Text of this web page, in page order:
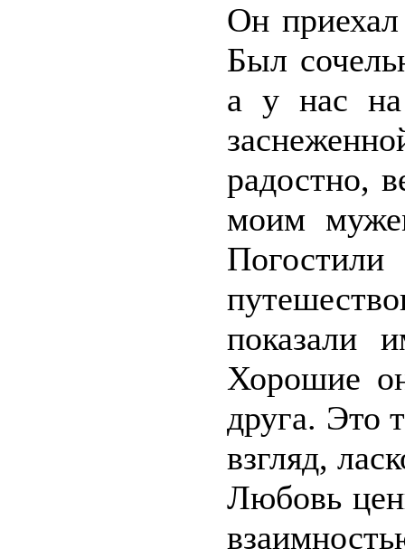
Он
Был
а у нас на
радостно,
моим
показали
Хорошие
друга. Это
взгляд,
Любовь